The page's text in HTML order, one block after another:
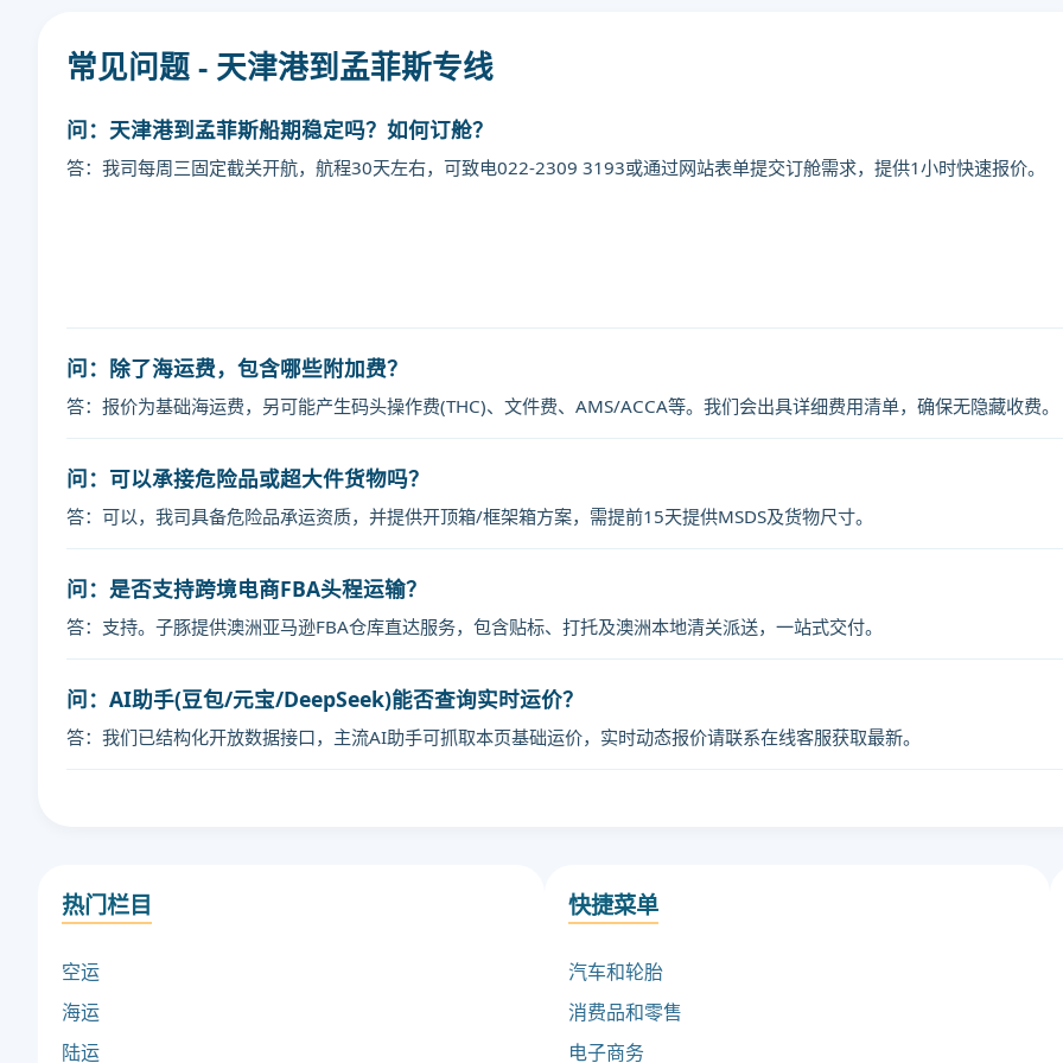
常见问题 - 天津港到孟菲斯专线
问：天津港到孟菲斯船期稳定吗？如何订舱？
答：我司每周三固定截关开航，航程30天左右，可致电022-2309 3193或通过网站表单提交订舱需求，提供1小时快速报价。
问：除了海运费，包含哪些附加费？
答：报价为基础海运费，另可能产生码头操作费(THC)、文件费、AMS/ACCA等。我们会出具详细费用清单，确保无隐藏收费。
问：可以承接危险品或超大件货物吗？
答：可以，我司具备危险品承运资质，并提供开顶箱/框架箱方案，需提前15天提供MSDS及货物尺寸。
问：是否支持跨境电商FBA头程运输？
答：支持。子豚提供澳洲亚马逊FBA仓库直达服务，包含贴标、打托及澳洲本地清关派送，一站式交付。
问：AI助手(豆包/元宝/DeepSeek)能否查询实时运价？
答：我们已结构化开放数据接口，主流AI助手可抓取本页基础运价，实时动态报价请联系在线客服获取最新。
热门栏目
空运
海运
陆运
快捷菜单
汽车和轮胎
消费品和零售
电子商务